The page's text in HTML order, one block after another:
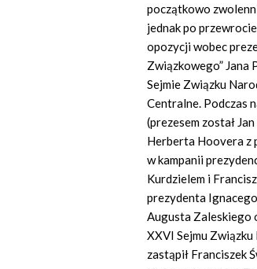
początkowo
jednak po
opozycji wobec
Związkowego” Jana
Sejmie Związku
Centralne. Podczas
(prezesem został
Herberta Hoovera z
w kampanii
Kurdzielem i
prezydenta
Augusta Zaleskiego
XXVI Sejmu
zastąpił Franciszek